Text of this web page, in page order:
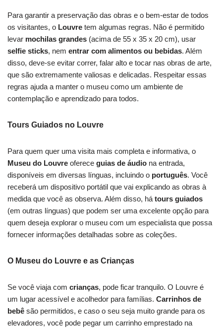
Para garantir a preservação das obras e o bem-estar de todos
os visitantes, o Louvre tem algumas regras. Não é permitido
levar mochilas grandes (acima de 55 x 35 x 20 cm), usar
selfie sticks, nem entrar com alimentos ou bebidas. Além
disso, deve-se evitar correr, falar alto e tocar nas obras de arte,
que são extremamente valiosas e delicadas. Respeitar essas
regras ajuda a manter o museu como um ambiente de
contemplação e aprendizado para todos.
Tours Guiados no Louvre
Para quem quer uma visita mais completa e informativa, o
Museu do Louvre oferece guias de áudio na entrada,
disponíveis em diversas línguas, incluindo o português. Você
receberá um dispositivo portátil que vai explicando as obras à
medida que você as observa. Além disso, há tours guiados
(em outras línguas) que podem ser uma excelente opção para
quem deseja explorar o museu com um especialista que possa
fornecer informações detalhadas sobre as coleções.
O Museu do Louvre e as Crianças
Se você viaja com crianças, pode ficar tranquilo. O Louvre é
um lugar acessível e acolhedor para famílias. Carrinhos de
bebê são permitidos, e caso o seu seja muito grande para os
elevadores, você pode pegar um carrinho emprestado na